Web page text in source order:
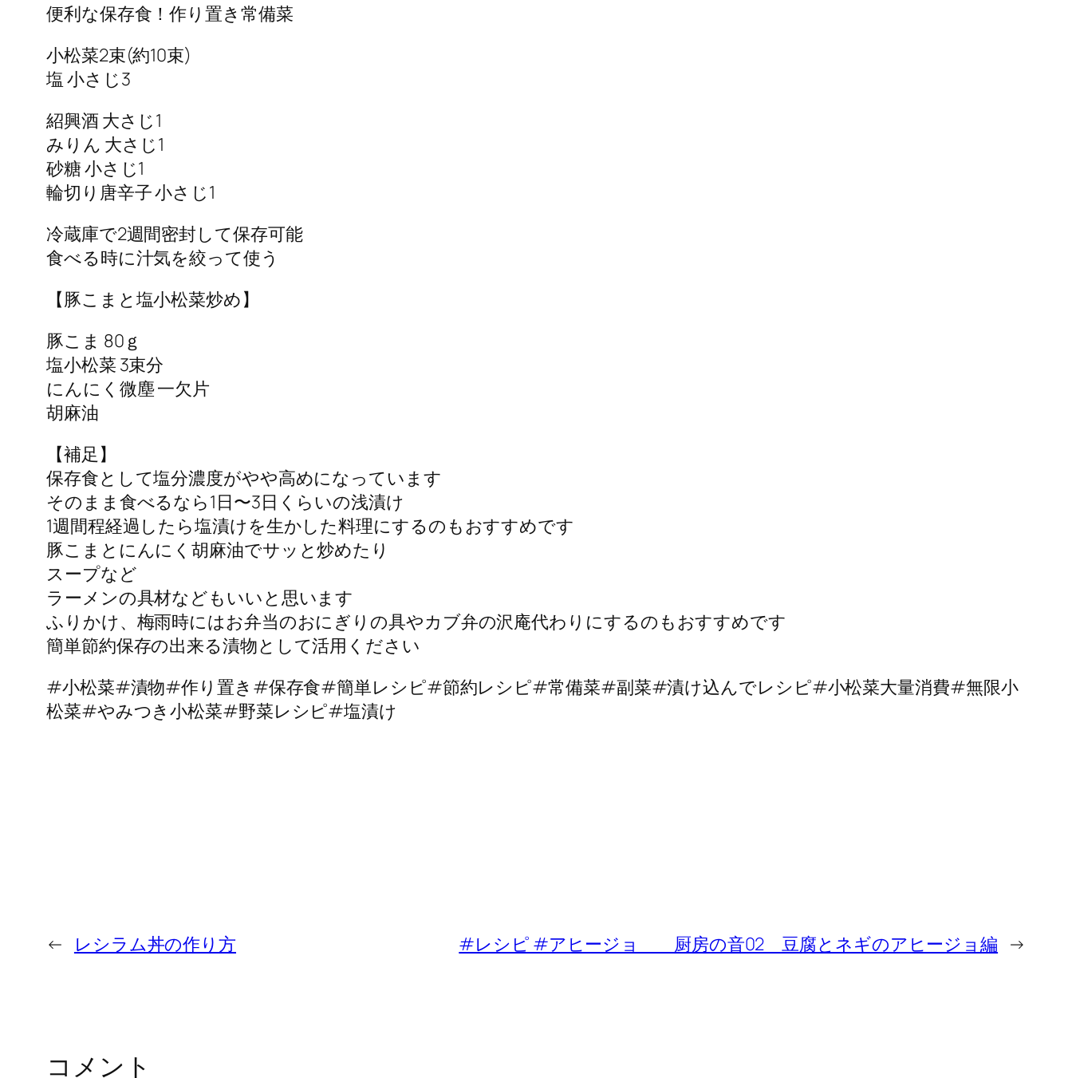
便利な保存食！作り置き常備菜
小松菜2束(約10束)
塩 小さじ3
紹興酒 大さじ1
みりん 大さじ1
砂糖 小さじ1
輪切り唐辛子 小さじ1
冷蔵庫で2週間密封して保存可能
食べる時に汁気を絞って使う
【豚こまと塩小松菜炒め】
豚こま 80ｇ
塩小松菜 3束分
にんにく微塵 一欠片
胡麻油
【補足】
保存食として塩分濃度がやや高めになっています
そのまま食べるなら1日〜3日くらいの浅漬け
1週間程経過したら塩漬けを生かした料理にするのもおすすめです
豚こまとにんにく胡麻油でサッと炒めたり
スープなど
ラーメンの具材などもいいと思います
ふりかけ、梅雨時にはお弁当のおにぎりの具やカブ弁の沢庵代わりにするのもおすすめです
簡単節約保存の出来る漬物として活用ください
#小松菜#漬物#作り置き#保存食#簡単レシピ#節約レシピ#常備菜#副菜#漬け込んでレシピ#小松菜大量消費#無限小
松菜#やみつき小松菜#野菜レシピ#塩漬け
← レシラム丼の作り方 #レシピ #アヒージョ 厨房の音02 豆腐とネギのアヒージョ編 →
コメント